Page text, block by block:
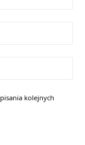
kolejnych